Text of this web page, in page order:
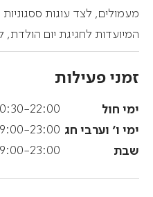
מעמולים, לצד עוגות
המיועדות לחגיגת יום הולדת,
זמני פעילות
ימי חול 22:00
ימי ו' וערבי חג 23:00
שבת 23:00